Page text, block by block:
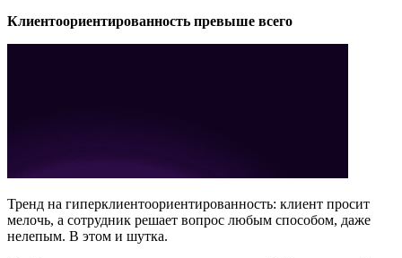
Клиентоориентированность превыше всего
Тренд на гиперклиентоориентированность: клиент просит
мелочь, а сотрудник решает вопрос любым способом, даже
нелепым. В этом и шутка.